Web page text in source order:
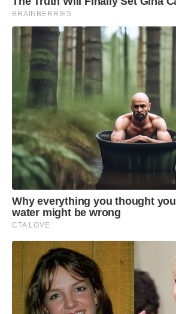
BRAINBERRIES
Why everything you thought
water might be wrong
CTA LOVE